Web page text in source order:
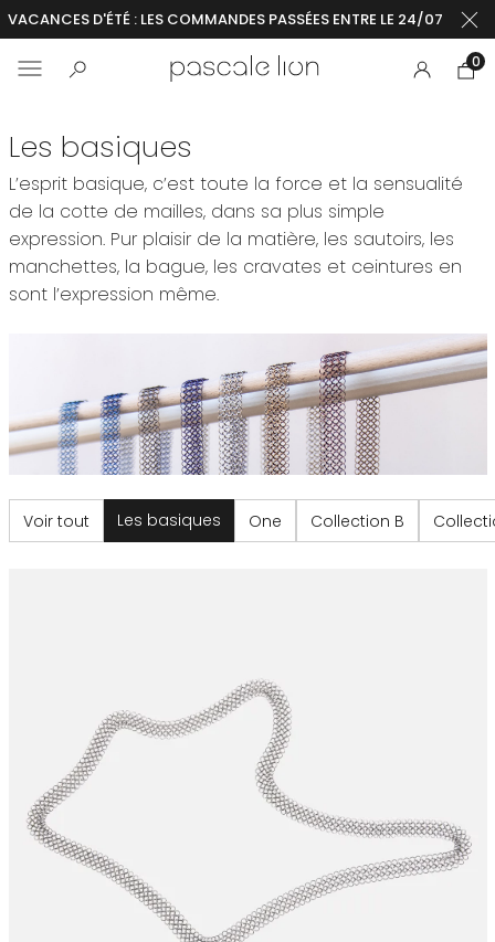
VACANCES D'ÉTÉ : LES COMMANDES PASSÉES ENTRE LE 24/07 ET
0
Les basiques
L’esprit basique, c’est toute la force et la sensualité
de la cotte de mailles, dans sa plus simple
expression. Pur plaisir de la matière, les sautoirs, les
manchettes, la bague, les cravates et ceintures en
sont l’expression même.
Voir tout Les basiques One Collection B